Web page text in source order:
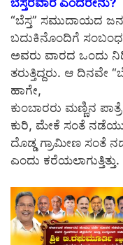
“ಬೆಸ್ತ” ಸಮುದಾಯದ
ಬದುಕಿನೊಂದಿಗೆ ಸಂಬಂಧ
ಅವರು ವಾರದ ಒಂದು
ತರುತ್ತಿದ್ದರು. ಆ ದಿನವೇ
ಹಾಗೇ,
ಕುಂಬಾರರು ಮಣ್ಣಿನ
ಕುರಿ, ಮೇಕೆ ಸಂತೆ
ದೊಡ್ಡ ಗ್ರಾಮೀಣ ಸಂತೆ
ಎಂದು ಕರೆಯಲಾಗುತ್ತಿತ್ತು.